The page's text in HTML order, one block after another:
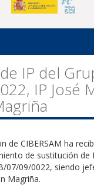
IP del
IP José
de CIBERSAM ha
de sustitución de
07/09/0022, siendo
Magriña.